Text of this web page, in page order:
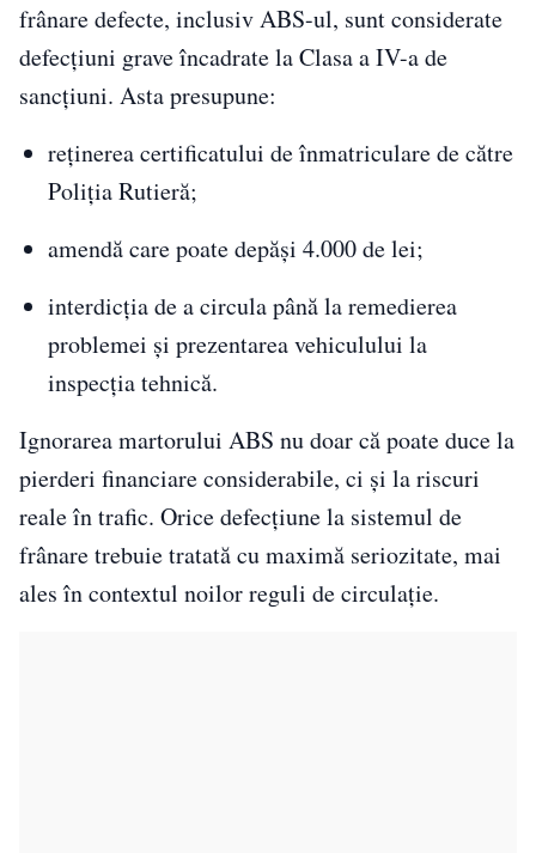
frânare defecte, inclusiv ABS-ul, sunt considerate
defecțiuni grave încadrate la Clasa a IV-a de
sancțiuni. Asta presupune:
reținerea certificatului de înmatriculare de către
Poliția Rutieră;
amendă care poate depăși 4.000 de lei;
interdicția de a circula până la remedierea
problemei și prezentarea vehiculului la
inspecția tehnică.
Ignorarea martorului ABS nu doar că poate duce la
pierderi financiare considerabile, ci și la riscuri
reale în trafic. Orice defecțiune la sistemul de
frânare trebuie tratată cu maximă seriozitate, mai
ales în contextul noilor reguli de circulație.